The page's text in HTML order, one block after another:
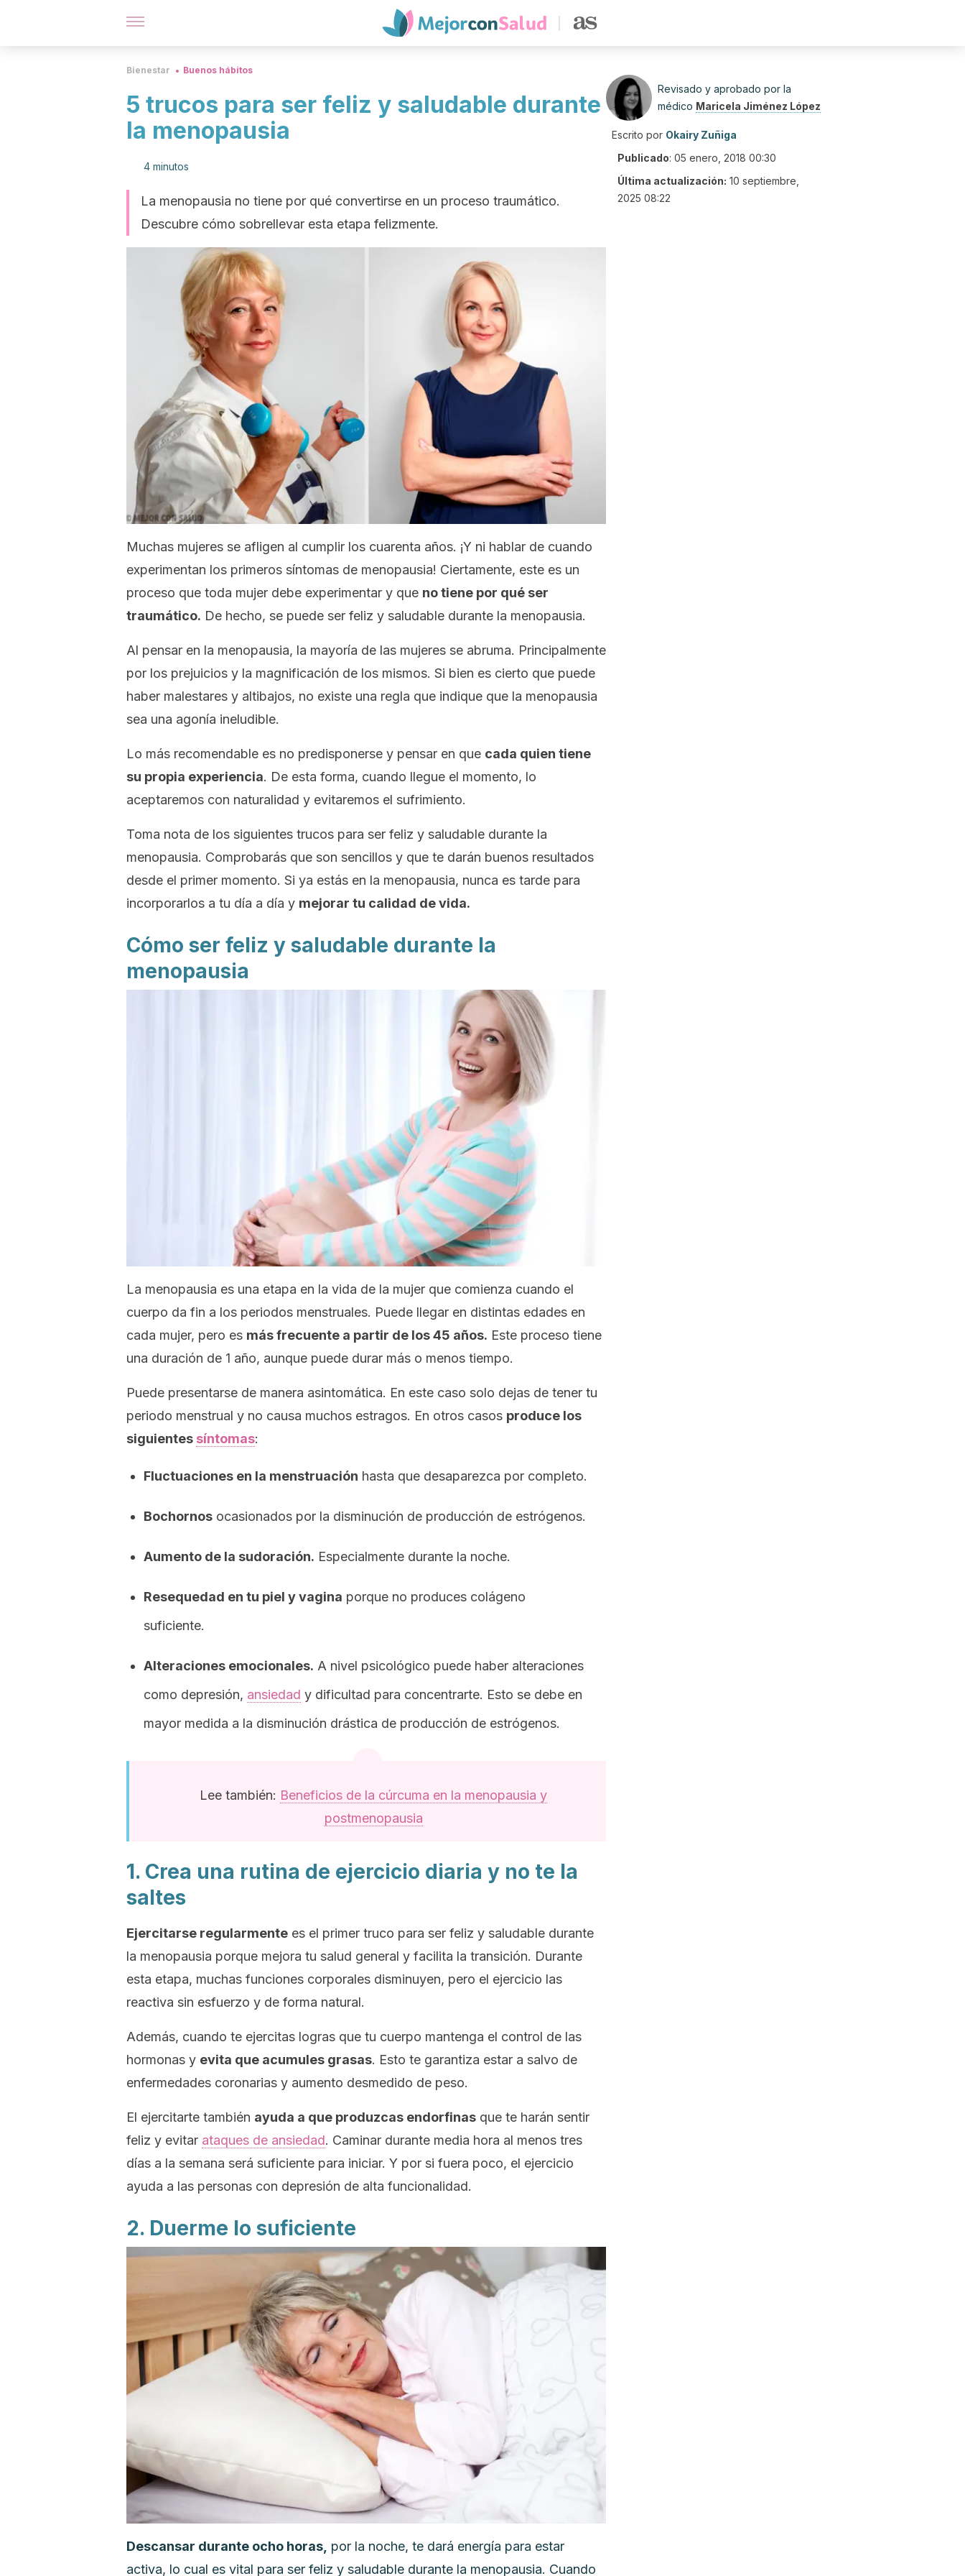
Bienestar Buenos hábitos
5 trucos para ser feliz y saludable durante
la menopausia
4 minutos
La menopausia no tiene por qué convertirse en un proceso traumático.
Descubre cómo sobrellevar esta etapa felizmente.
Muchas mujeres se afligen al cumplir los cuarenta años. ¡Y ni hablar de cuando
experimentan los primeros síntomas de menopausia! Ciertamente, este es un
proceso que toda mujer debe experimentar y que no tiene por qué ser
traumático. De hecho, se puede ser feliz y saludable durante la menopausia.
Al pensar en la menopausia, la mayoría de las mujeres se abruma. Principalmente
por los prejuicios y la magnificación de los mismos. Si bien es cierto que puede
haber malestares y altibajos, no existe una regla que indique que la menopausia
sea una agonía ineludible.
Lo más recomendable es no predisponerse y pensar en que cada quien tiene
su propia experiencia. De esta forma, cuando llegue el momento, lo
aceptaremos con naturalidad y evitaremos el sufrimiento.
Toma nota de los siguientes trucos para ser feliz y saludable durante la
menopausia. Comprobarás que son sencillos y que te darán buenos resultados
desde el primer momento. Si ya estás en la menopausia, nunca es tarde para
incorporarlos a tu día a día y mejorar tu calidad de vida.
Cómo ser feliz y saludable durante la
menopausia
La menopausia es una etapa en la vida de la mujer que comienza cuando el
cuerpo da fin a los periodos menstruales. Puede llegar en distintas edades en
cada mujer, pero es más frecuente a partir de los 45 años. Este proceso tiene
una duración de 1 año, aunque puede durar más o menos tiempo.
Puede presentarse de manera asintomática. En este caso solo dejas de tener tu
periodo menstrual y no causa muchos estragos. En otros casos produce los
siguientes síntomas:
Fluctuaciones en la menstruación hasta que desaparezca por completo.
Bochornos ocasionados por la disminución de producción de estrógenos.
Aumento de la sudoración. Especialmente durante la noche.
Resequedad en tu piel y vagina porque no produces colágeno
suficiente.
Alteraciones emocionales. A nivel psicológico puede haber alteraciones
como depresión, ansiedad y dificultad para concentrarte. Esto se debe en
mayor medida a la disminución drástica de producción de estrógenos.
Lee también: Beneficios de la cúrcuma en la menopausia y
postmenopausia
1. Crea una rutina de ejercicio diaria y no te la
saltes
Ejercitarse regularmente es el primer truco para ser feliz y saludable durante
la menopausia porque mejora tu salud general y facilita la transición. Durante
esta etapa, muchas funciones corporales disminuyen, pero el ejercicio las
reactiva sin esfuerzo y de forma natural.
Además, cuando te ejercitas logras que tu cuerpo mantenga el control de las
hormonas y evita que acumules grasas. Esto te garantiza estar a salvo de
enfermedades coronarias y aumento desmedido de peso.
El ejercitarte también ayuda a que produzcas endorfinas que te harán sentir
feliz y evitar ataques de ansiedad. Caminar durante media hora al menos tres
días a la semana será suficiente para iniciar. Y por si fuera poco, el ejercicio
ayuda a las personas con depresión de alta funcionalidad.
2. Duerme lo suficiente
Descansar durante ocho horas, por la noche, te dará energía para estar
activa, lo cual es vital para ser feliz y saludable durante la menopausia. Cuando
Revisado y aprobado por la
médico Maricela Jiménez López
Escrito por Okairy Zuñiga
Publicado: 05 enero, 2018 00:30
Última actualización: 10 septiembre,
2025 08:22